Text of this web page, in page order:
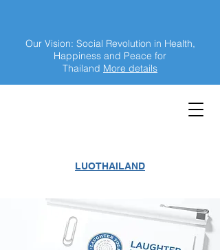
LUOTHAILAND
Our Vision: Social Revolution in Health,
Happiness and Peace for
Thailand More details